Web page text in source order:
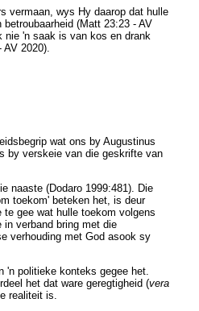
vermaan, wys Hy daarop dat hulle
betroubaarheid (Matt 23:23 - AV
nie 'n saak is van kos en drank
2020).
wat ons by Augustinus
by verskeie van die geskrifte van
naaste (Dodaro 1999:481). Die
toekom' beteken het, is deur
gee wat hulle toekom volgens
in verband bring met die
verhouding met God asook sy
'n politieke konteks gegee het.
het dat ware geregtigheid (vera
realiteit is.